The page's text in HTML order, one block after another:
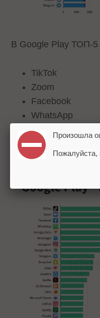
В Google Play ТОП-5
TikTok
Zoom
Facebook
WhatsApp
Aarogya Setu
отслеживания
19).
Произошла
Пожалуйста,